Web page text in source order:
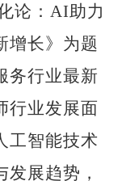
论： AI助力
增长》为题
务行业最新
行业发展面
工智能技术
展趋势，